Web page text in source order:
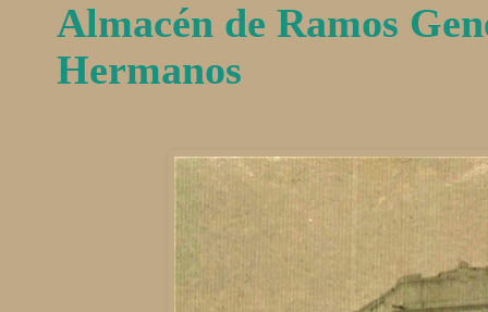
Almacén de Ramos
Hermanos